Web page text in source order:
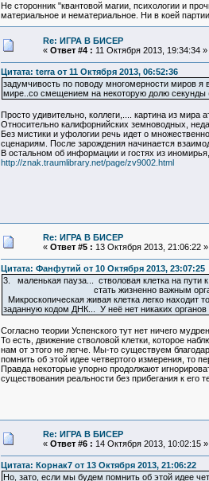
Не сторонник "квантовой магии, психологии и
материальное и нематериальное. Ни в коей
Re: ИГРА В БИСЕР
« Ответ #4 : 11 Октября 2013, 19:34:34 »
Цитата: terra от 11 Октября 2013, 06:52:36
задумчивость по поводу многомерности миров
мире..со смещением на некоторую долю секунды
Просто удивительно, коллеги,.... картина из мира
Относительно калифорнийских земноводных,
Без мистики и уфологии речь идет о
сценариям. После зарождения начинается
В остальном об информации и гостях из
http://znak.traumlibrary.net/page/zv9002.html
Re: ИГРА В БИСЕР
« Ответ #5 : 13 Октября 2013, 21:06:22 »
Цитата: Фанфутий от 10 Октября 2013, 23:07:25
3. маленькая пауза... стволовая клетка на пути
стать жизненно важным
Микроскопическая живая клетка легко
заданную кодом ДНК... У неё нет никаких
Согласно теории Успенского тут нет ничего
То есть, движение стволовой клетки, которое
нам от этого не легче. Мы-то существуем
помнить об этой идее четвертого измерения, то
Правда некоторые упорно продолжают
существования реальности без прибегания к его
Re: ИГРА В БИСЕР
« Ответ #6 : 14 Октября 2013, 10:02:15 »
Цитата: Корнак7 от 13 Октября 2013, 21:06:22
Но, зато, если мы будем помнить об этой идее